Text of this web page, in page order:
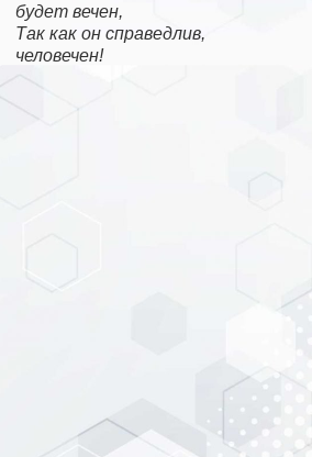
будет вечен,
Так как он справедлив,
человечен!